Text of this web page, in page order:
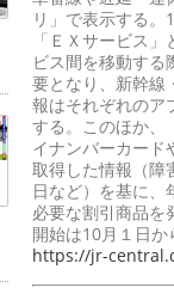
リ」で表示する。
「ＥＸサービス
ビス間を移動する
要となり、新幹線
報はそれぞれのア
する。このほか、
イナンバーカード
取得した情報（障
日など）を基に、
必要な割引商品を
開始は10月１日か
https://jr-